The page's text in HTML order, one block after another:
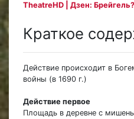
TheatreHD | Дзен:
Краткое
Действие происходит в
войны (в 1690 г.)
Действие первое
Площадь в деревне с